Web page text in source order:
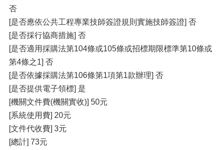
否
[是否應依公共工程專業技師簽證規則實施技師簽證] 否
[是否採行協商措施] 否
[是否適用採購法第104條或105條或招標期限標準第10條或
第4條之1] 否
[是否依據採購法第106條第1項第1款辦理] 否
[是否提供電子領標] 是
[機關文件費(機關實收)] 50元
[系統使用費] 20元
[文件代收費] 3元
[總計] 73元